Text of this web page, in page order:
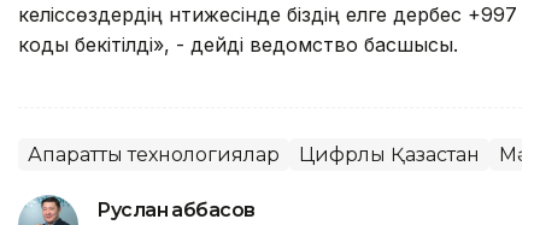
келіссөздердің нәтижесінде біздің елге дербес +997
коды бекітілді», - дейді ведомство басшысы.
Ақпараттық технологиялар Цифрлық Қазақстан
Руслан Ғаббасов